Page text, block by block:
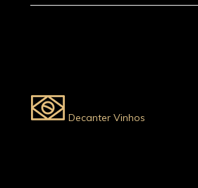
Decanter Vinhos